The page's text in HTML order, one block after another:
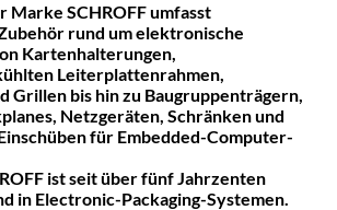
Marke SCHROFF umfasst
rund um elektronische
Kartenhalterungen,
Leiterplattenrahmen,
Grillen bis hin zu Baugruppenträgern,
Netzgeräten, Schränken und
für Embedded-Computer-
ist seit über fünf Jahrzenten
in Electronic-Packaging-Systemen.